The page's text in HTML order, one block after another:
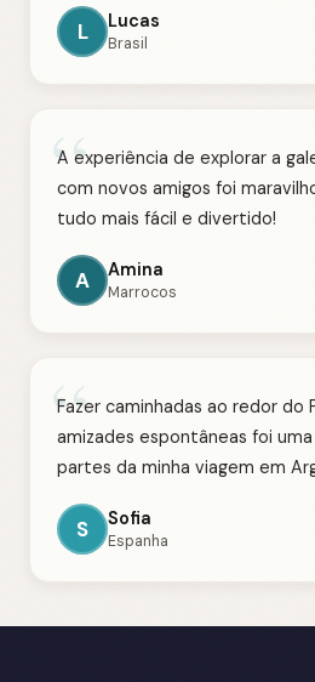
L Lucas
Brasil
“
A experiência de explorar a
com novos amigos foi
tudo mais fácil e divertido!
A Amina
Marrocos
“
Fazer caminhadas ao redor do
amizades espontâneas foi
partes da minha viagem em
S Sofia
Espanha